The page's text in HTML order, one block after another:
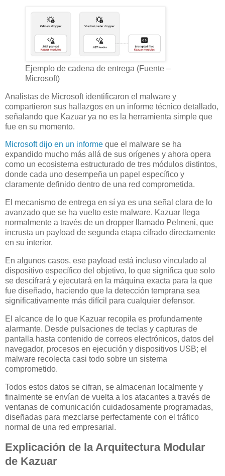
Ejemplo de cadena de entrega (Fuente –
Microsoft)
Analistas de Microsoft identificaron el malware y
compartieron sus hallazgos en un informe técnico detallado,
señalando que Kazuar ya no es la herramienta simple que
fue en su momento.
Microsoft dijo en un informe que el malware se ha
expandido mucho más allá de sus orígenes y ahora opera
como un ecosistema estructurado de tres módulos distintos,
donde cada uno desempeña un papel específico y
claramente definido dentro de una red comprometida.
El mecanismo de entrega en sí ya es una señal clara de lo
avanzado que se ha vuelto este malware. Kazuar llega
normalmente a través de un dropper llamado Pelmeni, que
incrusta un payload de segunda etapa cifrado directamente
en su interior.
En algunos casos, ese payload está incluso vinculado al
dispositivo específico del objetivo, lo que significa que solo
se descifrará y ejecutará en la máquina exacta para la que
fue diseñado, haciendo que la detección temprana sea
significativamente más difícil para cualquier defensor.
El alcance de lo que Kazuar recopila es profundamente
alarmante. Desde pulsaciones de teclas y capturas de
pantalla hasta contenido de correos electrónicos, datos del
navegador, procesos en ejecución y dispositivos USB; el
malware recolecta casi todo sobre un sistema
comprometido.
Todos estos datos se cifran, se almacenan localmente y
finalmente se envían de vuelta a los atacantes a través de
ventanas de comunicación cuidadosamente programadas,
diseñadas para mezclarse perfectamente con el tráfico
normal de una red empresarial.
Explicación de la Arquitectura Modular
de Kazuar